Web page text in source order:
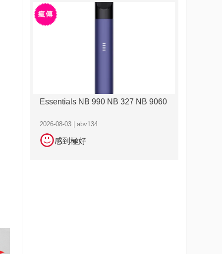
Essentials NB 990 NB 327 NB 9060
2026-08-03 | abv134
感到極好